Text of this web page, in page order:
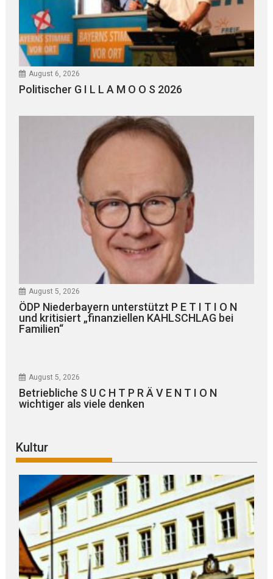
August 6, 2026
Politischer G I L L A M O O S 2026
August 5, 2026
ÖDP Niederbayern unterstützt P E T I T I O N
und kritisiert „finanziellen KAHLSCHLAG bei
Familien“
August 5, 2026
Betriebliche S U C H T P R Ä V E N T I O N
wichtiger als viele denken
Kultur